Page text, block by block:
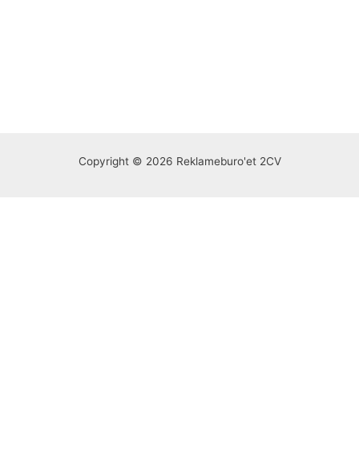
Copyright © 2026 Reklameburo'et 2CV